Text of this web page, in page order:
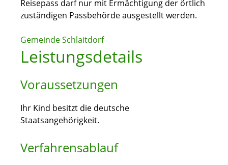
Reisepass darf nur mit Ermächtigung der örtlich
zuständigen Passbehörde ausgestellt werden.
Gemeinde Schlaitdorf
Leistungsdetails
Voraussetzungen
Ihr Kind besitzt die deutsche
Staatsangehörigkeit.
Verfahrensablauf